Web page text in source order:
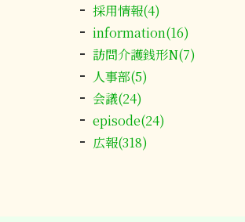
採用情報(4)
information(16)
訪問介護銭形N(7)
人事部(5)
会議(24)
episode(24)
広報(318)